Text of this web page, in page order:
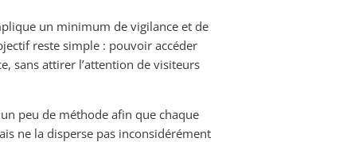
un minimum de vigilance et de
reste simple : pouvoir accéder
sans attirer l’attention de visiteurs
peu de méthode afin que chaque
ne la disperse pas inconsidérément